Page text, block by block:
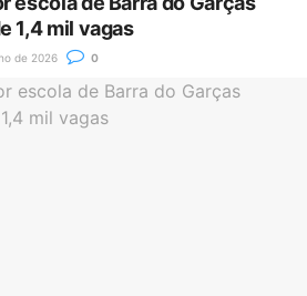
1,4 mil vagas
de 2026 0